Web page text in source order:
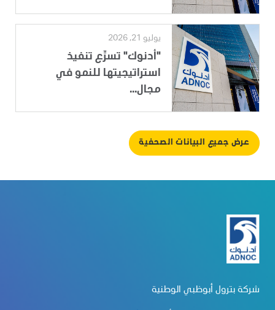
يوليو 21, 2026
"أدنوك" تسرِّع تنفيذ
استراتيجيتها للنمو في
مجال...
عرض جميع البيانات الصحفية
شركة بترول أبوظبي الوطنية